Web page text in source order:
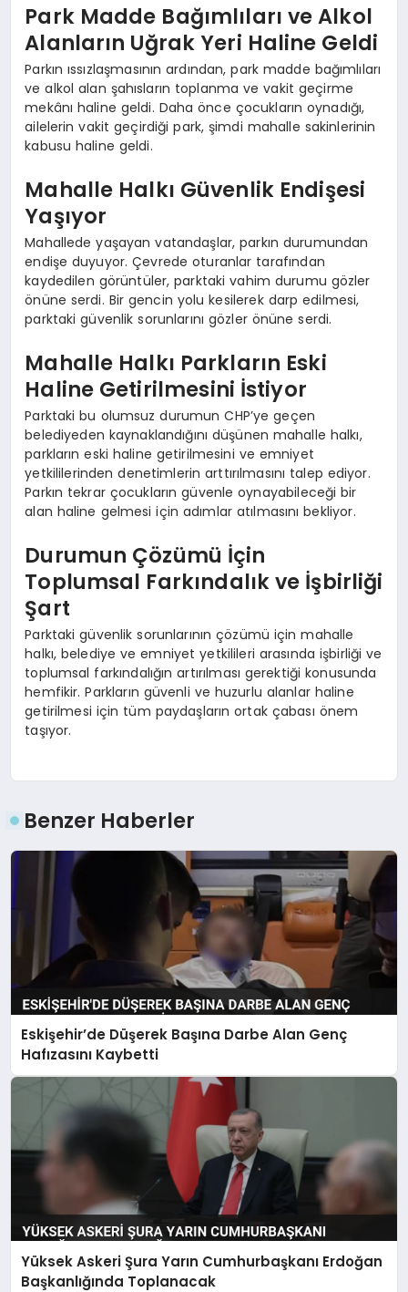
Park Madde Bağımlıları ve Alkol
Alanların Uğrak Yeri Haline Geldi
Parkın ıssızlaşmasının ardından, park madde bağımlıları
ve alkol alan şahısların toplanma ve vakit geçirme
mekânı haline geldi. Daha önce çocukların oynadığı,
ailelerin vakit geçirdiği park, şimdi mahalle sakinlerinin
kabusu haline geldi.
Mahalle Halkı Güvenlik Endişesi
Yaşıyor
Mahallede yaşayan vatandaşlar, parkın durumundan
endişe duyuyor. Çevrede oturanlar tarafından
kaydedilen görüntüler, parktaki vahim durumu gözler
önüne serdi. Bir gencin yolu kesilerek darp edilmesi,
parktaki güvenlik sorunlarını gözler önüne serdi.
Mahalle Halkı Parkların Eski
Haline Getirilmesini İstiyor
Parktaki bu olumsuz durumun CHP’ye geçen
belediyeden kaynaklandığını düşünen mahalle halkı,
parkların eski haline getirilmesini ve emniyet
yetkililerinden denetimlerin arttırılmasını talep ediyor.
Parkın tekrar çocukların güvenle oynayabileceği bir
alan haline gelmesi için adımlar atılmasını bekliyor.
Durumun Çözümü İçin
Toplumsal Farkındalık ve İşbirliği
Şart
Parktaki güvenlik sorunlarının çözümü için mahalle
halkı, belediye ve emniyet yetkilileri arasında işbirliği ve
toplumsal farkındalığın artırılması gerektiği konusunda
hemfikir. Parkların güvenli ve huzurlu alanlar haline
getirilmesi için tüm paydaşların ortak çabası önem
taşıyor.
Benzer Haberler
Eskişehir’de Düşerek Başına Darbe Alan Genç
Hafızasını Kaybetti
Yüksek Askeri Şura Yarın Cumhurbaşkanı Erdoğan
Başkanlığında Toplanacak